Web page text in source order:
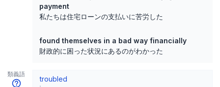
payment
私たちは住宅ローンの支払いに苦労した
found themselves in a bad way financially
財政的に困った状況にあるのがわかった
類義語
troubled